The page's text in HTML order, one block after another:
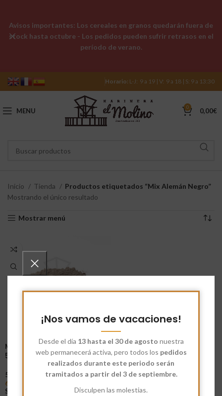
¡Nos vamos de vacaciones!
Desde el día 13 hasta el 30 de agosto nuestra
web permanecerá activa, pero todos los pedidos
realizados durante este periodo serán
tramitados a partir del 3 de septiembre.
Disculpen las molestias.
Horario: L-J: 9 a 19 | V: 9 a 18 | S: 9 a 13:30
MENU 0 0,00€
Inicio Tienda
Productos etiquetados “Mix Alemán Negro”
Mostrando el único resultado
Mostrar menú
Mix Ecológico Alemán Negro
50%
5
6,94
Seleccionar Opciones
Avisos importantes: Los cereales en granos quedarán fuera de
stock hasta octubre - Los pedidos pueden sufrir retrasos en el
período de verano.